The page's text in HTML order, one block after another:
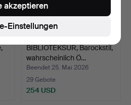
BIBLIOTEKSUR, Barockstil,
wahrscheinlich Ö…
Beendet 25. Mai 2026
29 Gebote
254 USD
Einstellungen
akzeptieren